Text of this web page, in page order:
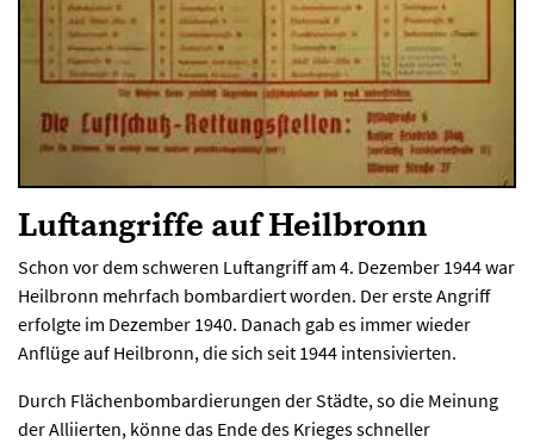
Luftangriffe auf Heilbronn
Schon vor dem schweren Luftangriff am 4. Dezember 1944 war
Heilbronn mehrfach bombardiert worden. Der erste Angriff
erfolgte im Dezember 1940. Danach gab es immer wieder
Anflüge auf Heilbronn, die sich seit 1944 intensivierten.
Durch Flächenbombardierungen der Städte, so die Meinung
der Alliierten, könne das Ende des Krieges schneller